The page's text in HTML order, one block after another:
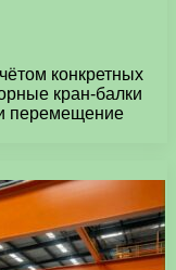
конкретных
кран-балки
перемещение